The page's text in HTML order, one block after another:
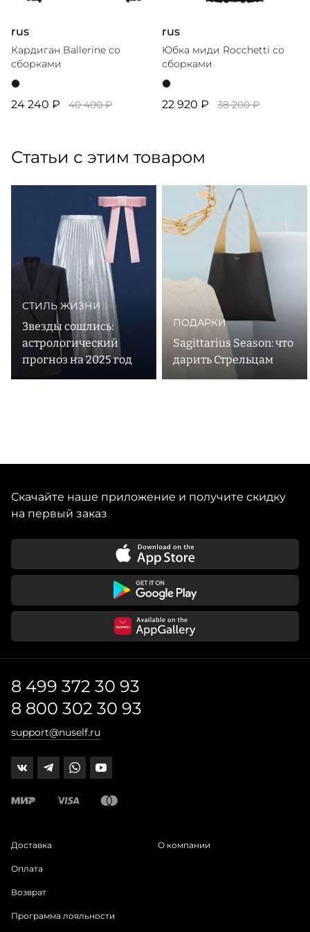
rus
Кардиган Ballerine со
сборками
24 240 ₽ 40 400 ₽
rus
Юбка миди Rocchetti со
сборками
22 920 ₽ 38 200 ₽
Статьи с этим товаром
СТИЛЬ ЖИЗНИ
Звезды сошлись:
астрологический
прогноз на 2025 год
ПОДАРКИ
Sagittarius Season: что
дарить Стрельцам
Скачайте наше приложение и получите скидку
на первый заказ
8 499 372 30 93
8 800 302 30 93
support@nuself.ru
Доставка
Оплата
Возврат
Программа лояльности
О компании